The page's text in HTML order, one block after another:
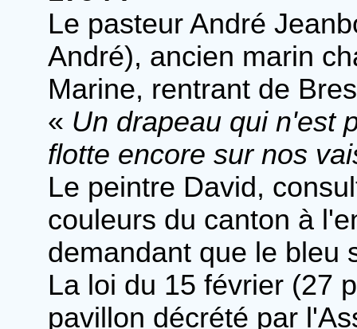
Le pasteur André
André), ancien marin
Marine, rentrant de
« Un drapeau qui n'est
flotte encore sur nos
Le peintre David,
couleurs du canton à
demandant que le bleu
La loi du 15 février (27
pavillon décrété par